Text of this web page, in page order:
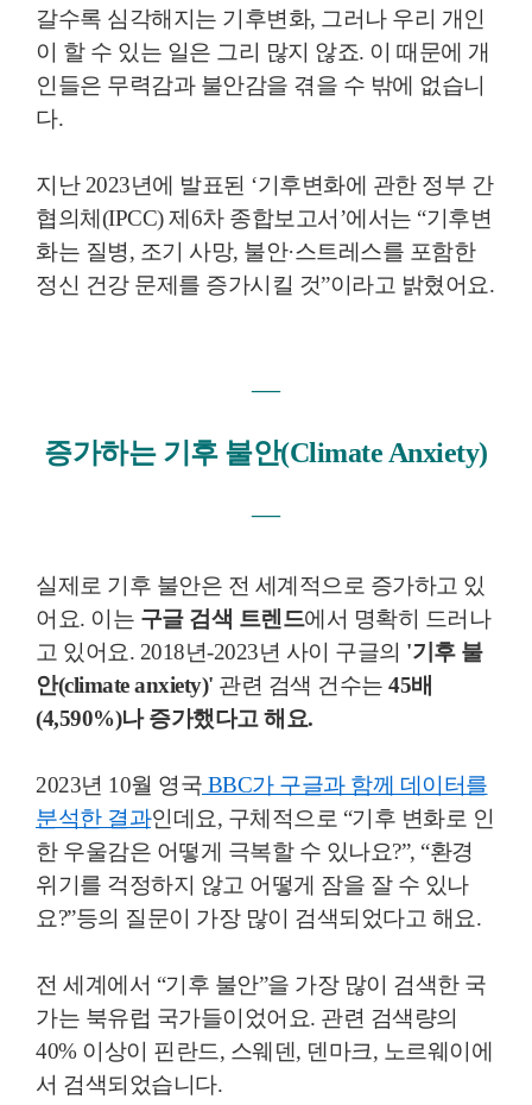
갈수록 심각해지는 기후변화, 그러나 우리 개인
이 할 수 있는 일은 그리 많지 않죠. 이 때문에 개
인들은 무력감과 불안감을 겪을 수 밖에 없습니
다.
지난 2023년에 발표된 ‘기후변화에 관한 정부 간
협의체(IPCC) 제6차 종합보고서’에서는 “기후변
화는 질병, 조기 사망, 불안·스트레스를 포함한
정신 건강 문제를 증가시킬 것”이라고 밝혔어요.
―
증가하는 기후 불안(Climate Anxiety)
―
실제로 기후 불안은 전 세계적으로 증가하고 있
어요. 이는 구글 검색 트렌드에서 명확히 드러나
고 있어요. 2018년-2023년 사이 구글의 '기후 불
안(climate anxiety)' 관련 검색 건수는 45배
(4,590%)나 증가했다고 해요.
2023년 10월 영국 BBC가 구글과 함께 데이터를
분석한 결과인데요, 구체적으로 “기후 변화로 인
한 우울감은 어떻게 극복할 수 있나요?”, “환경
위기를 걱정하지 않고 어떻게 잠을 잘 수 있나
요?”등의 질문이 가장 많이 검색되었다고 해요.
전 세계에서 “기후 불안”을 가장 많이 검색한 국
가는 북유럽 국가들이었어요. 관련 검색량의
40% 이상이 핀란드, 스웨덴, 덴마크, 노르웨이에
서 검색되었습니다.